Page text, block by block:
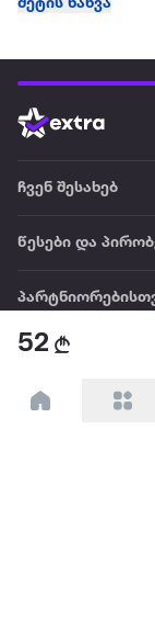
52
მეტის ნახვა
ჩვენ შესახებ
წესები და
ტრენდული
პოპულარული